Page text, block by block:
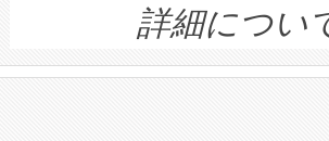
quality and
BESS stack to
centers. Voltaiqは
す。ノーマルモー
ートル先まで検出
トに対して約600
詳細につい